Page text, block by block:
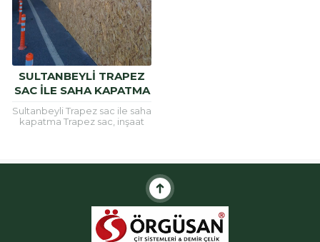
SULTANBEYLI TRAPEZ
SAC ILE SAHA KAPATMA
Sultanbeyli Trapez sac ile saha
kapatma Trapez sac, inşaat
kullanılan bir